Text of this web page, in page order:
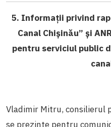
5. Informații privind
Canal Chișinău” și
pentru serviciul public
Vladimir Mitru, consilierul
se prezinte pentru